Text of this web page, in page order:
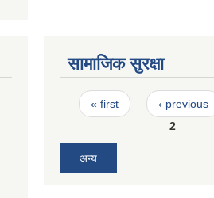
सामाजिक सुरक्षा
Pages
« first
‹ previous
2
अन्य